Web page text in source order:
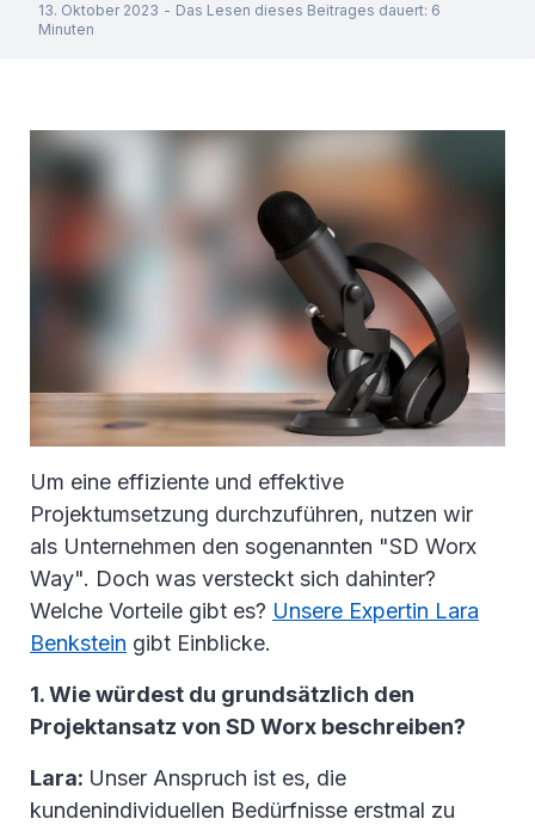
13. Oktober 2023 - Das Lesen dieses Beitrages dauert: 6
Minuten
Um eine effiziente und effektive
Projektumsetzung durchzuführen, nutzen wir
als Unternehmen den sogenannten "SD Worx
Way". Doch was versteckt sich dahinter?
Welche Vorteile gibt es? Unsere Expertin Lara
Benkstein gibt Einblicke.
1. Wie würdest du grundsätzlich den
Projektansatz von SD Worx beschreiben?
Lara: Unser Anspruch ist es, die
kundenindividuellen Bedürfnisse erstmal zu